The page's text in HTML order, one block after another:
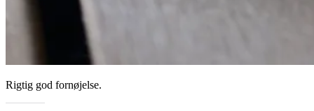
Rigtig god fornøjelse.